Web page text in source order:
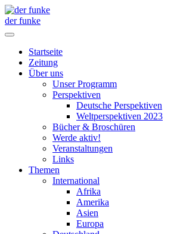
der funke
Startseite
Zeitung
Über uns
Unser Programm
Perspektiven
Deutsche Perspektiven
Weltperspektiven 2023
Bücher & Broschüren
Werde aktiv!
Veranstaltungen
Links
Themen
International
Afrika
Amerika
Asien
Europa